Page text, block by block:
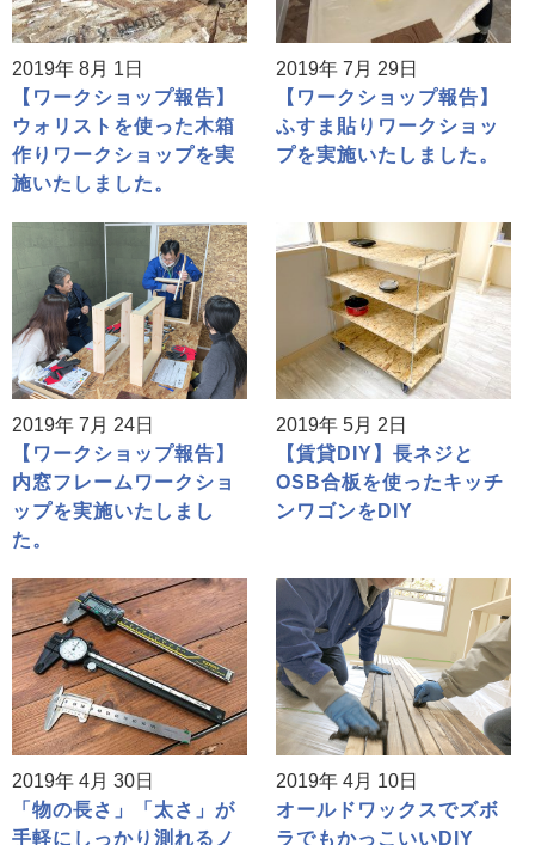
2019年 8月 1日
【ワークショップ報告】
ウォリストを使った木箱
作りワークショップを実
施いたしました。
2019年 7月 29日
【ワークショップ報告】
ふすま貼りワークショッ
プを実施いたしました。
2019年 7月 24日
【ワークショップ報告】
内窓フレームワークショ
ップを実施いたしまし
た。
2019年 5月 2日
【賃貸DIY】長ネジと
OSB合板を使ったキッチ
ンワゴンをDIY
2019年 4月 30日
「物の長さ」「太さ」が
手軽にしっかり測れるノ
2019年 4月 10日
オールドワックスでズボ
ラでもかっこいいDIY